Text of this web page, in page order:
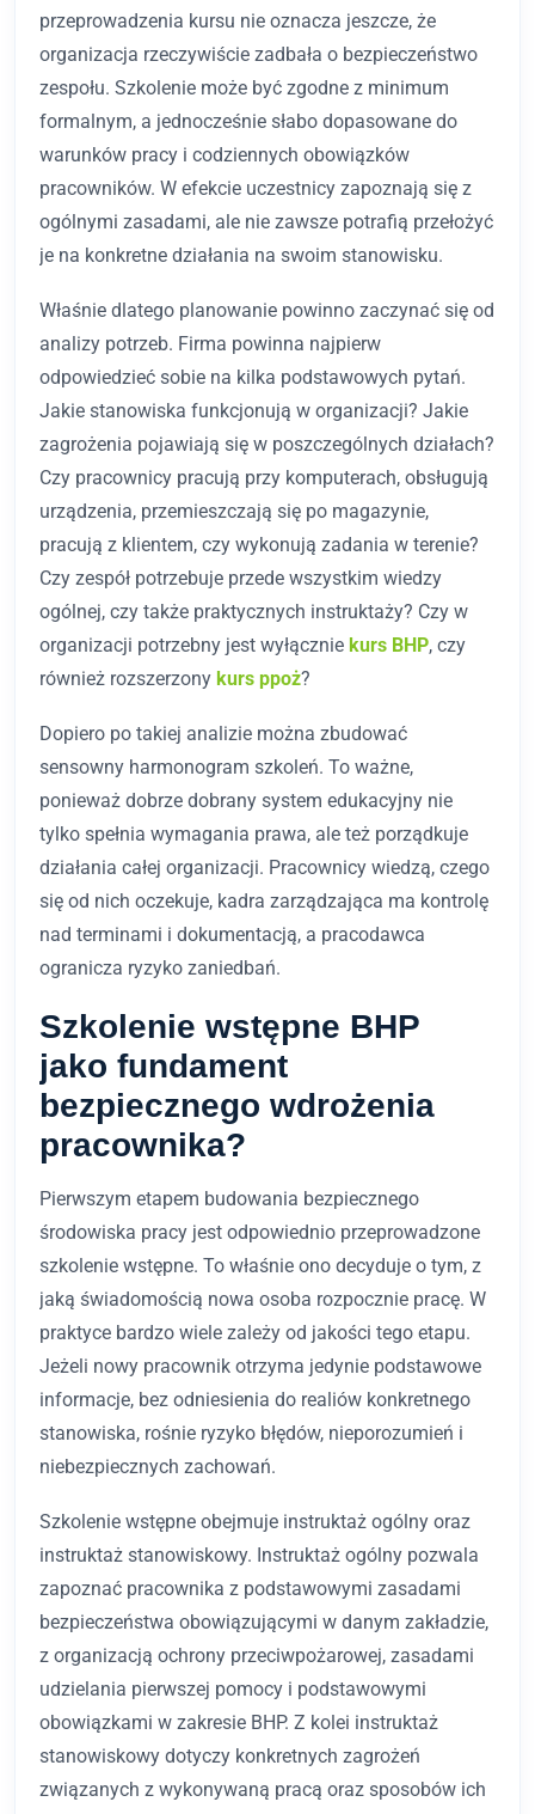
przeprowadzenia kursu nie oznacza jeszcze, że
organizacja rzeczywiście zadbała o bezpieczeństwo
zespołu. Szkolenie może być zgodne z minimum
formalnym, a jednocześnie słabo dopasowane do
warunków pracy i codziennych obowiązków
pracowników. W efekcie uczestnicy zapoznają się z
ogólnymi zasadami, ale nie zawsze potrafią przełożyć
je na konkretne działania na swoim stanowisku.
Właśnie dlatego planowanie powinno zaczynać się od
analizy potrzeb. Firma powinna najpierw
odpowiedzieć sobie na kilka podstawowych pytań.
Jakie stanowiska funkcjonują w organizacji? Jakie
zagrożenia pojawiają się w poszczególnych działach?
Czy pracownicy pracują przy komputerach, obsługują
urządzenia, przemieszczają się po magazynie,
pracują z klientem, czy wykonują zadania w terenie?
Czy zespół potrzebuje przede wszystkim wiedzy
ogólnej, czy także praktycznych instruktaży? Czy w
organizacji potrzebny jest wyłącznie kurs BHP, czy
również rozszerzony kurs ppoż?
Dopiero po takiej analizie można zbudować
sensowny harmonogram szkoleń. To ważne,
ponieważ dobrze dobrany system edukacyjny nie
tylko spełnia wymagania prawa, ale też porządkuje
działania całej organizacji. Pracownicy wiedzą, czego
się od nich oczekuje, kadra zarządzająca ma kontrolę
nad terminami i dokumentacją, a pracodawca
ogranicza ryzyko zaniedbań.
Szkolenie wstępne BHP
jako fundament
bezpiecznego wdrożenia
pracownika?
Pierwszym etapem budowania bezpiecznego
środowiska pracy jest odpowiednio przeprowadzone
szkolenie wstępne. To właśnie ono decyduje o tym, z
jaką świadomością nowa osoba rozpocznie pracę. W
praktyce bardzo wiele zależy od jakości tego etapu.
Jeżeli nowy pracownik otrzyma jedynie podstawowe
informacje, bez odniesienia do realiów konkretnego
stanowiska, rośnie ryzyko błędów, nieporozumień i
niebezpiecznych zachowań.
Szkolenie wstępne obejmuje instruktaż ogólny oraz
instruktaż stanowiskowy. Instruktaż ogólny pozwala
zapoznać pracownika z podstawowymi zasadami
bezpieczeństwa obowiązującymi w danym zakładzie,
z organizacją ochrony przeciwpożarowej, zasadami
udzielania pierwszej pomocy i podstawowymi
obowiązkami w zakresie BHP. Z kolei instruktaż
stanowiskowy dotyczy konkretnych zagrożeń
związanych z wykonywaną pracą oraz sposobów ich